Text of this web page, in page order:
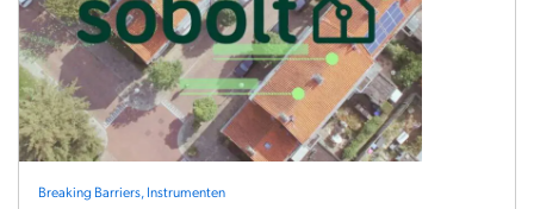
Breaking Barriers,Instrumenten